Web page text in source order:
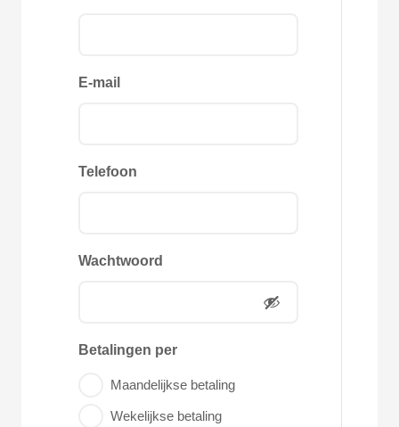
E-mail
Telefoon
Wachtwoord
Betalingen per
Maandelijkse betaling
Wekelijkse betaling